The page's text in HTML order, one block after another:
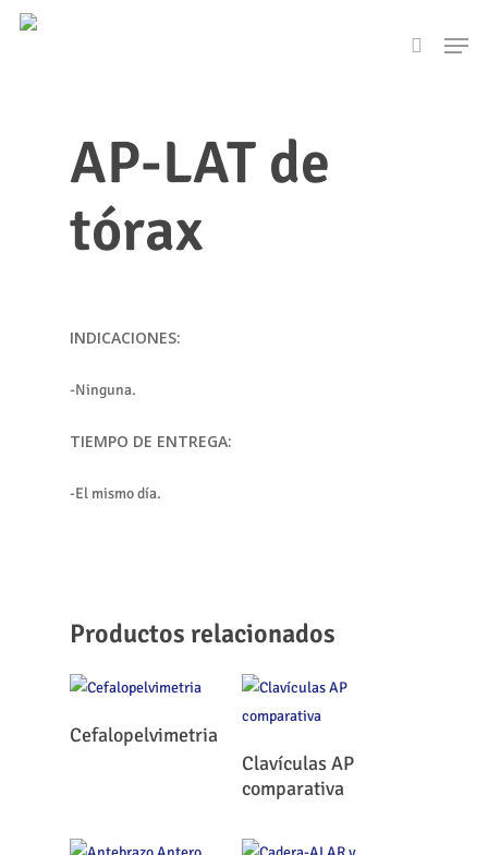
Skip
search
AP-LAT de
tórax
INDICACIONES:
-Ninguna.
TIEMPO DE ENTREGA:
-El mismo día.
Productos relacionados
Leer Más
Cefalopelvimetria
Leer Más
Clavículas AP
comparativa